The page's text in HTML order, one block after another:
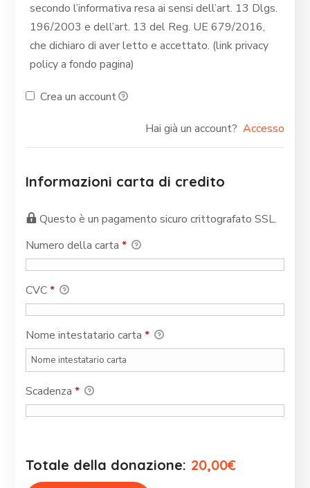
secondo l’informativa resa ai sensi dell’art. 13 Dlgs.
196/2003 e dell’art. 13 del Reg. UE 679/2016,
che dichiaro di aver letto e accettato. (link privacy
policy a fondo pagina)
Crea un account
Hai già un account? Accesso
Informazioni carta di credito
Questo è un pagamento sicuro crittografato SSL.
Numero della carta*
CVC*
Nome intestatario carta*
Scadenza*
Totale della donazione: 20,00€